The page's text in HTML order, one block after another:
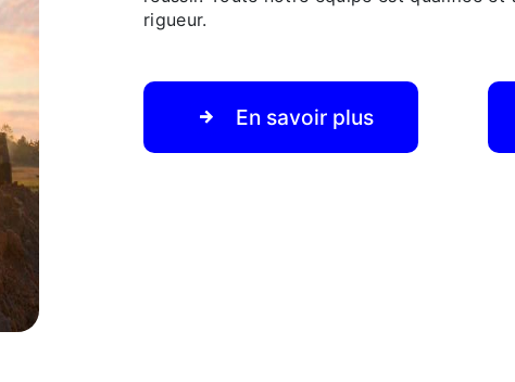
rigueur.
En savoir plus